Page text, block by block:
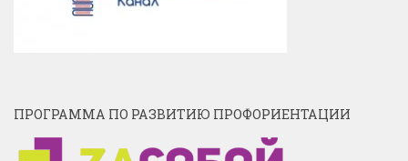
ПРОГРАММА ПО РАЗВИТИЮ ПРОФОРИЕНТАЦИИ